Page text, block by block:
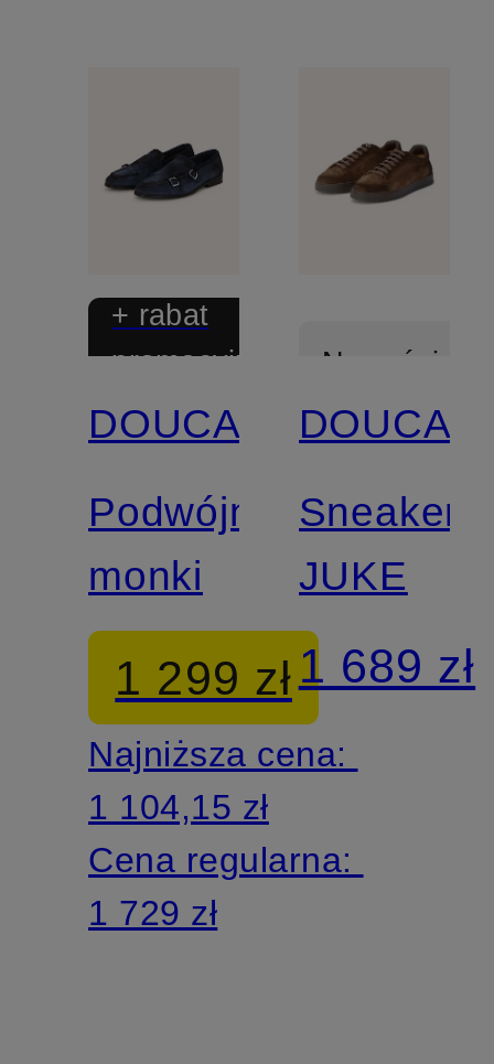
+ rabat
promocyjny
DOUCAL'S
Podwójne
monki
1 299 zł
Najniższa cena:
1 104,15 zł
Cena regularna:
1 729 zł
Nowości
Sneaker
JUKE
1 689 zł